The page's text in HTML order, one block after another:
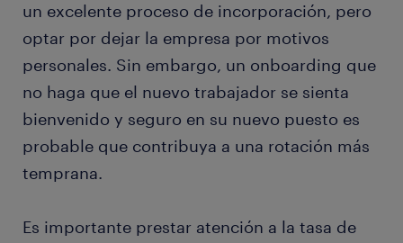
un excelente proceso de incorporación, pero
optar por dejar la empresa por motivos
personales. Sin embargo, un onboarding que
no haga que el nuevo trabajador se sienta
bienvenido y seguro en su nuevo puesto es
probable que contribuya a una rotación más
temprana.
Es importante prestar atención a la tasa de